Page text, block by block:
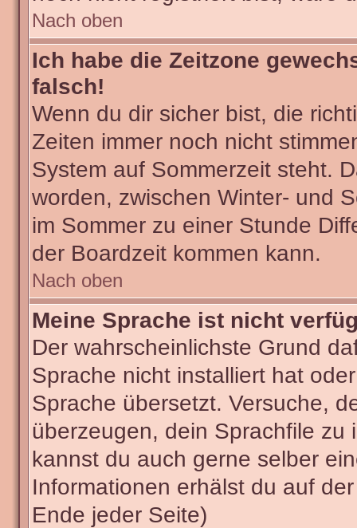
Nach oben
Ich habe die Zeitzone
falsch!
Wenn du dir sicher bist, die
Zeiten immer noch nicht
System auf Sommerzeit steht.
worden, zwischen Winter- und
im Sommer zu einer Stunde
der Boardzeit kommen kann.
Nach oben
Meine Sprache ist nicht
Der wahrscheinlichste Grund
Sprache nicht installiert hat
Sprache übersetzt. Versuche,
überzeugen, dein Sprachfile zu
kannst du auch gerne selber
Informationen erhälst du auf
Ende jeder Seite)